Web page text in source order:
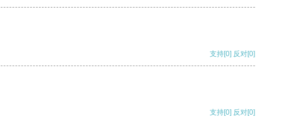
支持[0] 反对[0]
支持[0] 反对[0]